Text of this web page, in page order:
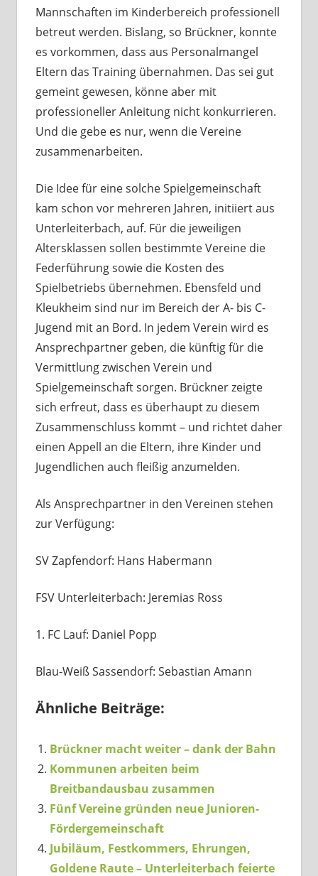
Mannschaften im Kinderbereich professionell
betreut werden. Bislang, so Brückner, konnte
es vorkommen, dass aus Personalmangel
Eltern das Training übernahmen. Das sei gut
gemeint gewesen, könne aber mit
professioneller Anleitung nicht konkurrieren.
Und die gebe es nur, wenn die Vereine
zusammenarbeiten.
Die Idee für eine solche Spielgemeinschaft
kam schon vor mehreren Jahren, initiiert aus
Unterleiterbach, auf. Für die jeweiligen
Altersklassen sollen bestimmte Vereine die
Federführung sowie die Kosten des
Spielbetriebs übernehmen. Ebensfeld und
Kleukheim sind nur im Bereich der A- bis C-
Jugend mit an Bord. In jedem Verein wird es
Ansprechpartner geben, die künftig für die
Vermittlung zwischen Verein und
Spielgemeinschaft sorgen. Brückner zeigte
sich erfreut, dass es überhaupt zu diesem
Zusammenschluss kommt – und richtet daher
einen Appell an die Eltern, ihre Kinder und
Jugendlichen auch fleißig anzumelden.
Als Ansprechpartner in den Vereinen stehen
zur Verfügung:
SV Zapfendorf: Hans Habermann
FSV Unterleiterbach: Jeremias Ross
1. FC Lauf: Daniel Popp
Blau-Weiß Sassendorf: Sebastian Amann
Ähnliche Beiträge:
Brückner macht weiter – dank der Bahn
Kommunen arbeiten beim
Breitbandausbau zusammen
Fünf Vereine gründen neue Junioren-
Fördergemeinschaft
Jubiläum, Festkommers, Ehrungen,
Goldene Raute – Unterleiterbach feierte